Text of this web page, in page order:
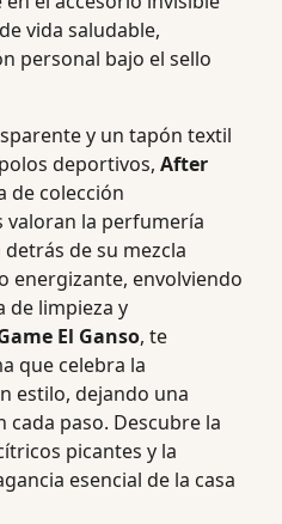
vida saludable,
personal bajo el sello
y un tapón textil
deportivos, After
de colección
valoran la perfumería
de su mezcla
energizante, envolviendo
de limpieza y
El Ganso, te
que celebra la
estilo, dejando una
cada paso. Descubre la
picantes y la
esencial de la casa